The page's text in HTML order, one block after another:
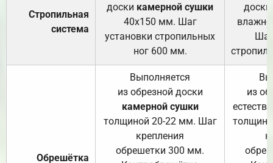
Стропильная
система
доски камерной сушки
40х150 мм. Шаг
установки стропильных
ног 600 мм.
доски
Обрешётка
Выполняется
из обрезной доски
камерной сушки
толщиной 20-22 мм. Шаг
крепления
обрешетки 300 мм.
из